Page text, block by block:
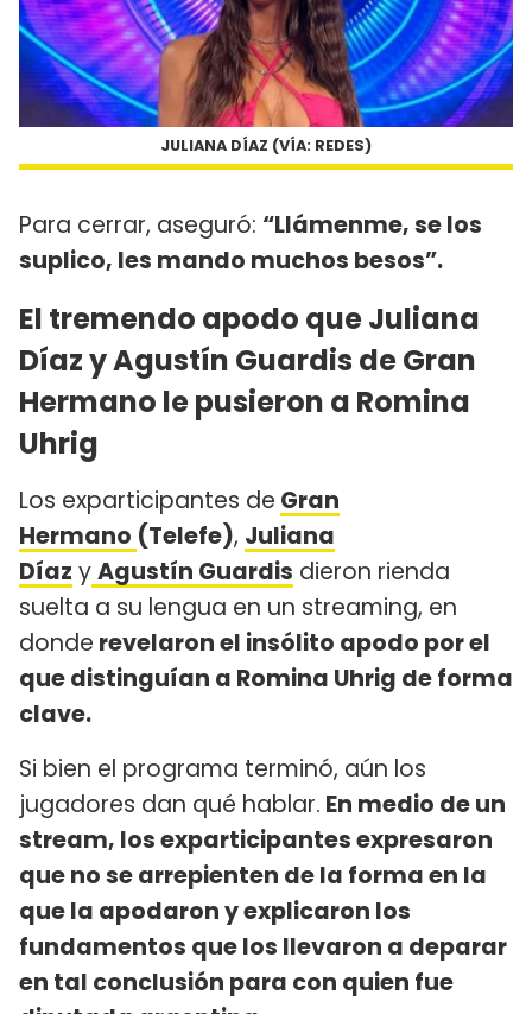
JULIANA DÍAZ (VÍA: REDES)
Para cerrar, aseguró: “Llámenme, se los
suplico, les mando muchos besos”.
El tremendo apodo que Juliana
Díaz y Agustín Guardis de Gran
Hermano le pusieron a Romina
Uhrig
Los exparticipantes de Gran
Hermano (Telefe), Juliana
Díaz yAgustín Guardis dieron rienda
suelta a su lengua en un streaming, en
donde revelaron el insólito apodo por el
que distinguían a Romina Uhrig de forma
clave.
Si bien el programa terminó, aún los
jugadores dan qué hablar. En medio de un
stream, los exparticipantes expresaron
que no se arrepienten de la forma en la
que la apodaron y explicaron los
fundamentos que los llevaron a deparar
en tal conclusión para con quien fue